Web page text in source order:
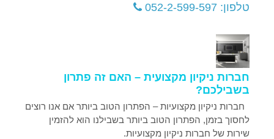
טלפון: 052-2-599-597
חברות ניקיון מקצועית – האם זה פתרון
בשבילכם?
חברות ניקיון מקצועיות – הפתרון הטוב ביותר אם אנו רוצים
לחסוך בזמן, הפתרון הטוב ביותר בשבילנו הוא להזמין
שירות של חברות ניקיון מקצועיות.